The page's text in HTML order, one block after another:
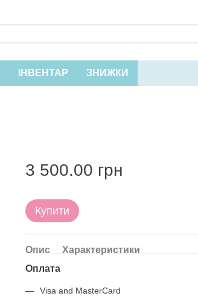
ІНВЕНТАР ЗНИЖКИ
3 500.00 грн
Купити
Опис
Характеристики
Оплата
Visa and MasterCard